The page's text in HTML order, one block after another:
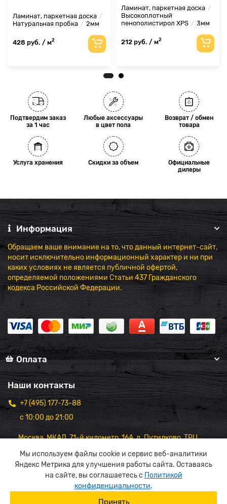
Мы используем файлы cookie и сервис веб-аналитики
Яндекс Метрика для улучшения работы сайта. Оставаясь
на сайте, вы соглашаетесь с Политикой
конфиденциальности.
Принять
Ламинат, паркетная доска
Натуральная пробка
2мм
428 руб. / м2
Ламинат, паркетная доска
Высокоплотный
пенополистирол XPS
3мм
212 руб. / м2
Подтвердим заказ
за 1 час
Любые аксессуары
в цвет пола
Возврат / обмен
товара
Услуга хранения Скидки за объем
Официальные
дилеры
Информация
Обращаем ваше внимание на то, что данный интернет-сайт,
носит исключительно информационный характер и ни при
каких условиях не является публичной офертой,
определяемой положениями Статьи 437 Гражданского
кодекса Российской Федерации.
Оплата
Наши контакты
+7 (495) 177-73-88
с 10:00 до 21:00
Москва, МКАД, 71-й километр, 16А, д. Путилково, ТРЦ